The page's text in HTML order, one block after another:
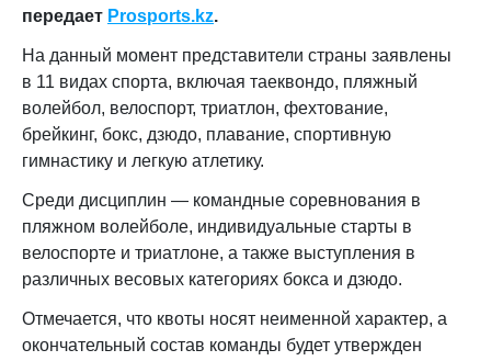
передает Prosports.kz.
На данный момент представители страны заявлены
в 11 видах спорта, включая таеквондо, пляжный
волейбол, велоспорт, триатлон, фехтование,
брейкинг, бокс, дзюдо, плавание, спортивную
гимнастику и легкую атлетику.
Среди дисциплин — командные соревнования в
пляжном волейболе, индивидуальные старты в
велоспорте и триатлоне, а также выступления в
различных весовых категориях бокса и дзюдо.
Отмечается, что квоты носят неименной характер, а
окончательный состав команды будет утвержден